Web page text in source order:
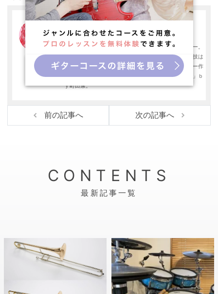
t
t
e
r
e
b
o
e
n
a
e
k
e
t
グッドラック・ナギ
音楽と猫とプロレスをこよなく愛する恐妻家系ライター。
最近の悩みは抜け毛と優秀なレスラーの海外流出。特技は
美味しい唐揚げ作り。今後の目標は極上のチャーシュー作
り。座右の銘は「人生はギャグだ！フィクションだ！」ｂ
ｙ町田康。
前の記事へ 次の記事へ
CONTENTS
最新記事一覧